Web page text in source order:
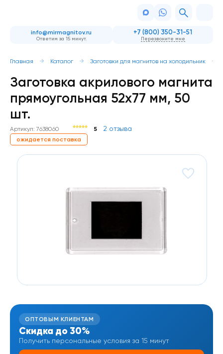
info@mirmagnitov.ru
Ответим за 15 минут.
+7 (800) 350-31-51
Перезвоните мне
Главная Каталог Заготовки для магнитов на холодильник
Заготовка акрилового магнита
прямоугольная 52х77 мм, 50
шт.
Артикул: 7638060 5 2 отзыва
ожидается поставка
ОПТОВЫМ КЛИЕНТАМ
Скидка до 30%
Получить персональные условия за 15 минут